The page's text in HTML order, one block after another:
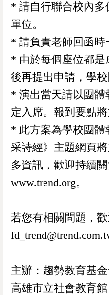
* 請自行聯合校內多
單位。
* 請負責老師回函時
* 由於每個座位都是
後再提出申請，學
* 演出當天請以團體
定入席。報到要點將
* 此方案為學校團體
采詩經》主題網頁
多資訊，歡迎持續
www.trend.org。
若您有相關問題，
主辦：趨勢教育基
高雄市立社會教育館